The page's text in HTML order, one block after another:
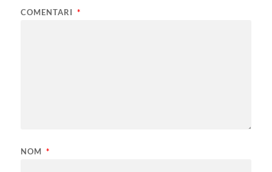
COMENTARI *
NOM *